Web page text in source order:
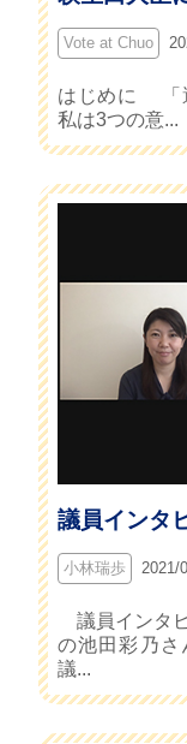
Vote at Chuo
はじめに 「
私は3つの意...
議員インタ
小林瑞歩 2021/
議員インタ
の池田彩乃さ
議...